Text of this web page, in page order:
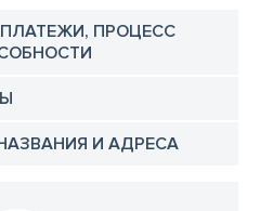
ПРОЦЕСС
И АДРЕСА